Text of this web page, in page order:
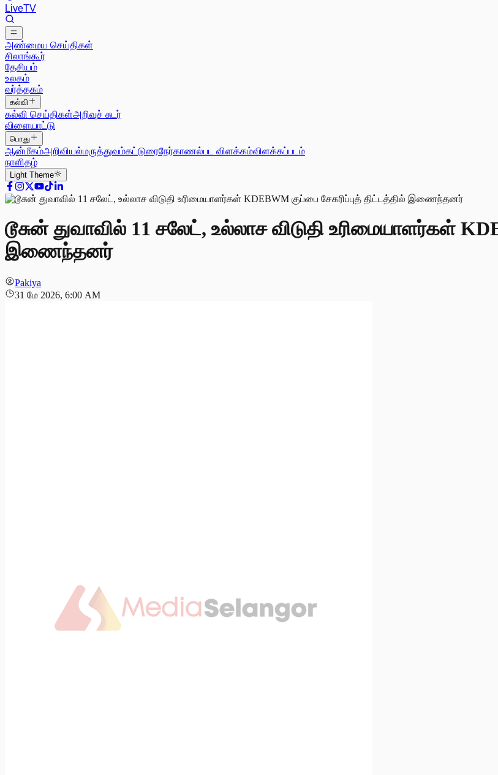
LiveTV
அண்மைய செய்திகள்
சிலாங்கூர்
தேசியம்
உலகம்
வர்த்தகம்
கல்வி
கல்வி செய்திகள்அறிவுச் சுடர்
விளையாட்டு
பொது
ஆன்மீகம்அறிவியல்மருத்துவம்கட்டுரைநேர்காணல்பட விளக்கம்விளக்கப்படம்
நாளிதழ்
Light Theme
டூசுன் துவாவில் 11 சலேட், உல்லாச விடுதி உரிமையாளர்கள்
இணைந்தனர்
Pakiya
31 மே 2026, 6:00 AM